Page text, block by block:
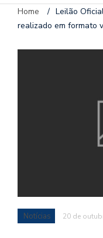
Home / Leilão
realizado em formato
Notícias 20 de